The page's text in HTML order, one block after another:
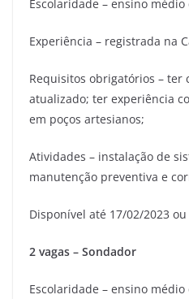
Escolaridade – ensino
Experiência – registrada na
Requisitos obrigatórios – ter
atualizado; ter experiência
em poços artesianos;
Atividades – instalação de
manutenção preventiva e
Disponível até 17/02/2023
2 vagas – Sondador
Escolaridade – ensino médio